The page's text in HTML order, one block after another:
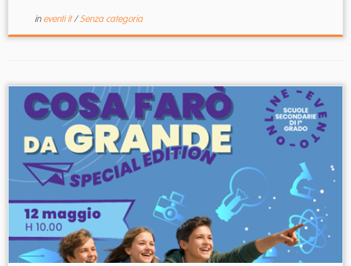
in eventi it/Senza categoria